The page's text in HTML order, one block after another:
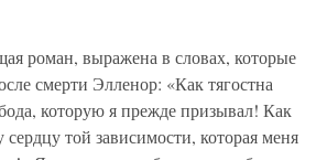
роман, выражена в словах, которые
смерти Элленор: «Как тягостна
которую я прежде призывал! Как
сердцу той зависимости, которая меня